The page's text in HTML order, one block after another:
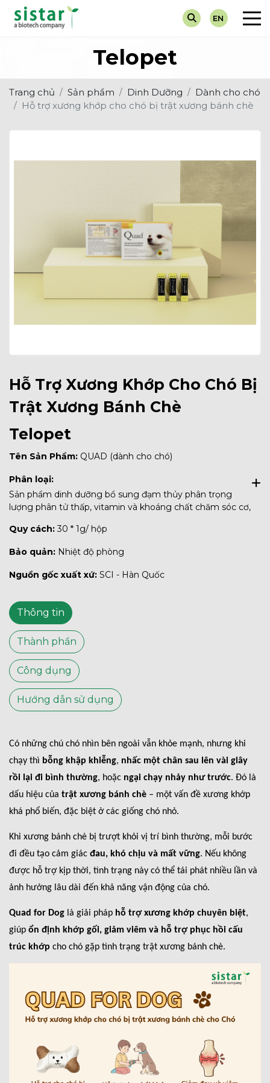
EN
Nước Tiểu
Thuốc Điều Trị
Tin Khuyến Mại
Telopet
Trang chủ Sản phẩm Dinh Dưỡng
Dành cho chó
Hỗ trợ xương khớp cho chó bị trật xương bánh chè
Hỗ Trợ Xương Khớp Cho Chó Bị
Trật Xương Bánh Chè
Telopet
Tên Sản Phẩm: QUAD (dành cho chó)
Phân loại:
Sản phẩm dinh dưỡng bổ sung đạm thủy phân trọng
lượng phân tử thấp, vitamin và khoáng chất chăm sóc cơ,
Quy cách: 30 * 1g/ hộp
Bảo quản: Nhiệt độ phòng
Nguồn gốc xuất xứ: SCI - Hàn Quốc
Thông tin
Thành phần
Công dụng
Hướng dẫn sử dụng
Có những chú chó nhìn bên ngoài vẫn khỏe mạnh, nhưng khi
chạy thì bỗng khập khiễng, nhấc một chân sau lên vài giây
rồi lại đi bình thường, hoặc ngại chạy nhảy như trước. Đó là
dấu hiệu của trật xương bánh chè – một vấn đề xương khớp
khá phổ biến, đặc biệt ở các giống chó nhỏ.
Khi xương bánh chè bị trượt khỏi vị trí bình thường, mỗi bước
đi đều tạo cảm giác đau, khó chịu và mất vững. Nếu không
được hỗ trợ kịp thời, tình trạng này có thể tái phát nhiều lần và
ảnh hưởng lâu dài đến khả năng vận động của chó.
Quad for Dog là giải pháp hỗ trợ xương khớp chuyên biệt,
giúp ổn định khớp gối, giảm viêm và hỗ trợ phục hồi cấu
trúc khớp cho chó gặp tình trạng trật xương bánh chè.